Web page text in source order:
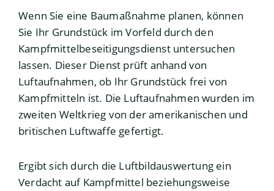
Wenn Sie eine Baumaßnahme planen, können
Sie Ihr Grundstück im Vorfeld durch den
Kampfmittelbeseitigungsdienst untersuchen
lassen. Dieser Dienst prüft anhand von
Luftaufnahmen, ob Ihr Grundstück frei von
Kampfmitteln ist. Die Luftaufnahmen wurden im
zweiten Weltkrieg von der amerikanischen und
britischen Luftwaffe gefertigt.
Ergibt sich durch die Luftbildauswertung ein
Verdacht auf Kampfmittel beziehungsweise